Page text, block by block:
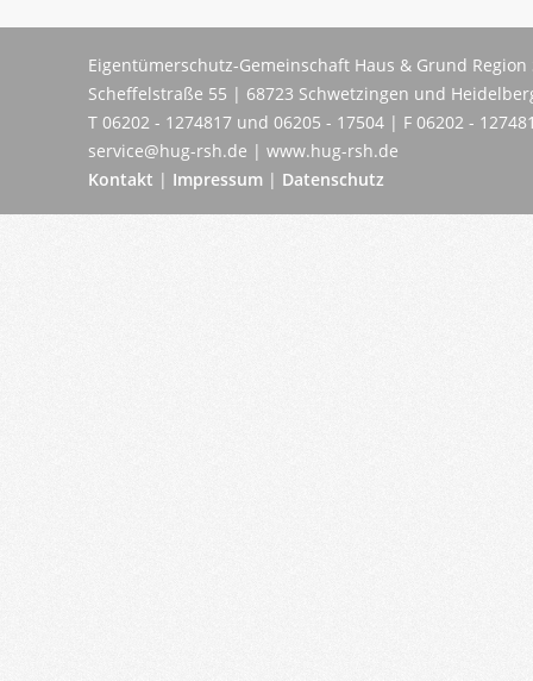
Eigentümerschutz-Gemeinschaft Haus & Grund
Scheffelstraße 55 | 68723 Schwetzingen und
T 06202 - 1274817 und 06205 - 17504 | F 06202 -
service@hug-rsh.de | www.hug-rsh.de
Kontakt | Impressum | Datenschutz